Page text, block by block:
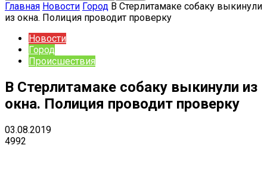
Главная Новости Город В Стерлитамаке собаку выкинули
из окна. Полиция проводит проверку
Новости
Город
Происшествия
В Стерлитамаке собаку выкинули из
окна. Полиция проводит проверку
03.08.2019
4992